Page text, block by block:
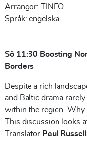
Arrangör: TINFO
Språk: engelska
Sö 11:30 Boosting
Borders
Despite a rich
and Baltic drama
within the region. Why
This discussion looks
Translator Paul